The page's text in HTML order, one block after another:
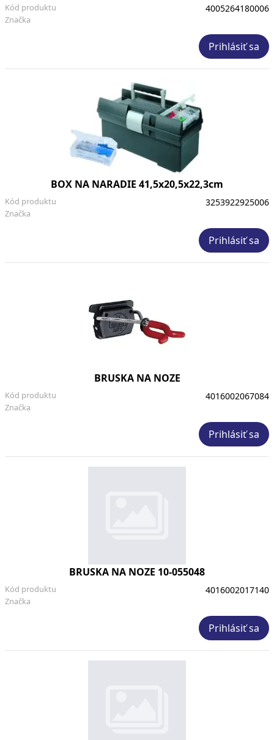
Značka
Kód produktu 4005264180006
Prihlásiť sa
BOX NA NARADIE 41,5x20,5x22,3cm
Značka
Kód produktu 3253922925006
Prihlásiť sa
BRUSKA NA NOZE
Značka
Kód produktu 4016002067084
Prihlásiť sa
BRUSKA NA NOZE 10-055048
Značka
Kód produktu 4016002017140
Prihlásiť sa